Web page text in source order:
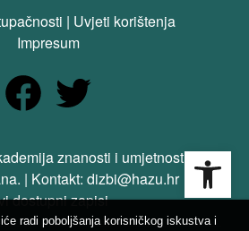
| Uvjeti korištenja
Impresum
znanosti i umjetnosti. Sva
| Kontakt: dizbi@hazu.hr
dostupni zapisi
radi poboljšanja korisničkog iskustva i